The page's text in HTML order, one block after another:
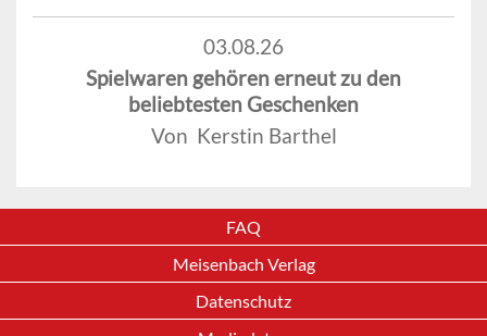
03.08.26
Spielwaren gehören erneut zu den
beliebtesten Geschenken
Von Kerstin Barthel
FAQ
Meisenbach Verlag
Datenschutz